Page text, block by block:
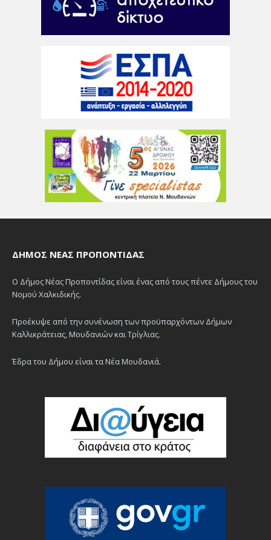
ΔΉΜΟΣ ΝΈΑΣ ΠΡΟΠΟΝΤΊΔΑΣ
Ο Δήμος Νέας Προποντίδας είναι ένας από τους πέντε Δήμους του
Νομού Χαλκιδικής.
Προέκυψε από την συνένωση των προϋπαρχόντων Δήμων
Καλλικράτειας, Μουδανιών και Τρίγλιας.
Έδρα του Δήμου είναι τα Νέα Μουδανιά.